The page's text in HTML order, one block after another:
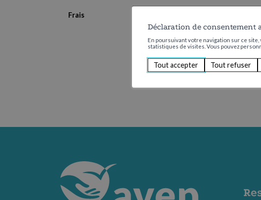
Frais
Déclaration de consentement
En poursuivant votre navigation sur ce
statistiques de visites. Vous pouvez
Tout accepter Tout refuser